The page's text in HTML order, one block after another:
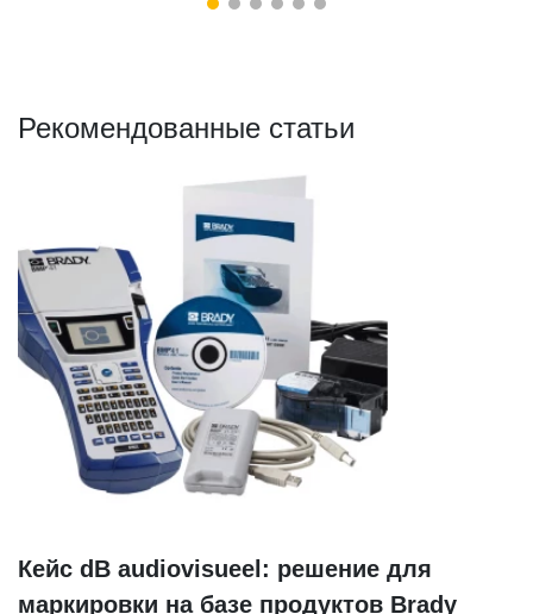
Рекомендованные статьи
Кейс dB audiovisueel: решение для
маркировки на базе продуктов Brady